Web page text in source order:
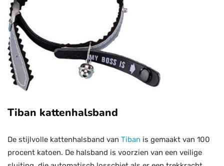
Tiban kattenhalsband
De stijlvolle kattenhalsband van Tiban is gemaakt van 100
procent katoen. De halsband is voorzien van een veilige